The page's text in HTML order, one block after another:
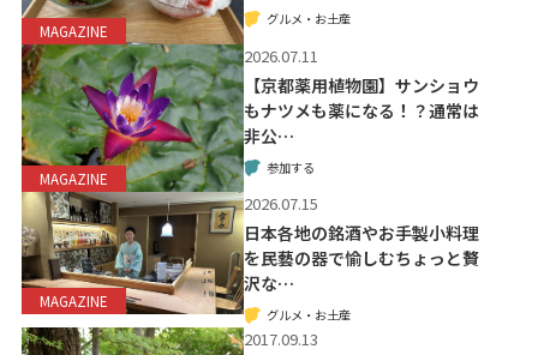
MAGAZINE
グルメ・お土産
MAGAZINE
2026.07.11
【京都薬用植物園】サンショウ
もナツメも薬になる！？通常は
非公…
参加する
MAGAZINE
2026.07.15
日本各地の銘酒やお手製小料理
を民藝の器で愉しむちょっと贅
沢な…
グルメ・お土産
2017.09.13